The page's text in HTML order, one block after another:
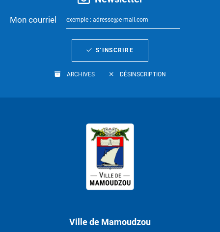
Mon courriel
S’INSCRIRE
ARCHIVES DÉSINSCRIPTION
Ville de Mamoudzou